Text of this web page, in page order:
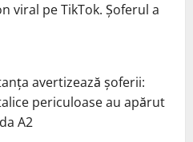
viral pe TikTok. Șoferul a
avertizează șoferii:
periculoase au apărut
A2